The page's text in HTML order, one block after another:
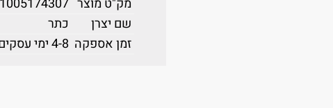
מק"ט מוצר
שם יצרן
כתר
זמן אספקה 4-8 ימי עסקים